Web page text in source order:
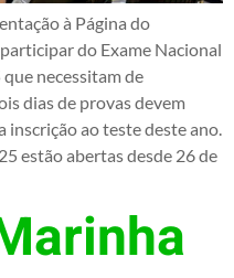
à Página do
do Exame Nacional
necessitam de
dias de provas devem
inscrição ao teste deste ano.
estão abertas desde 26 de